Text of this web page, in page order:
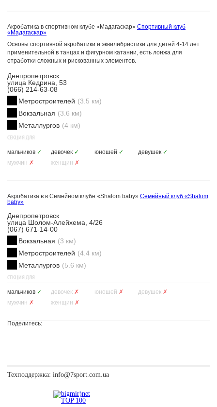
Акробатика в спортивном клубе «Мадагаскар» Спортивный клуб
«Мадагаскар»
Основы спортивной акробатики и эквилибристики для детей 4-14 лет
применительной в танцах и фигурном катании, есть лонжа для
отработки сложных и рискованных элементов.
Днепропетровск
улица Кедрина, 53
(066) 214-63-08
Метростроителей (3.5 км)
Вокзальная (3.6 км)
Металлургов (4 км)
СЕКЦИЯ ДЛЯ
мальчиков ✓ девочек ✓ юношей ✓ девушек ✓
мужчин ✗ женщин ✗
Акробатика в в Семейном клубе «Shalom baby» Семейный клуб «Shalom
baby»
Днепропетровск
улица Шолом-Алейхема, 4/26
(067) 671-14-00
Вокзальная (3 км)
Метростроителей (4.4 км)
Металлургов (5.6 км)
СЕКЦИЯ ДЛЯ
мальчиков ✓ девочек ✗ юношей ✗ девушек ✗
мужчин ✗ женщин ✗
Поделитесь:
Техподдержка: info@7sport.com.ua